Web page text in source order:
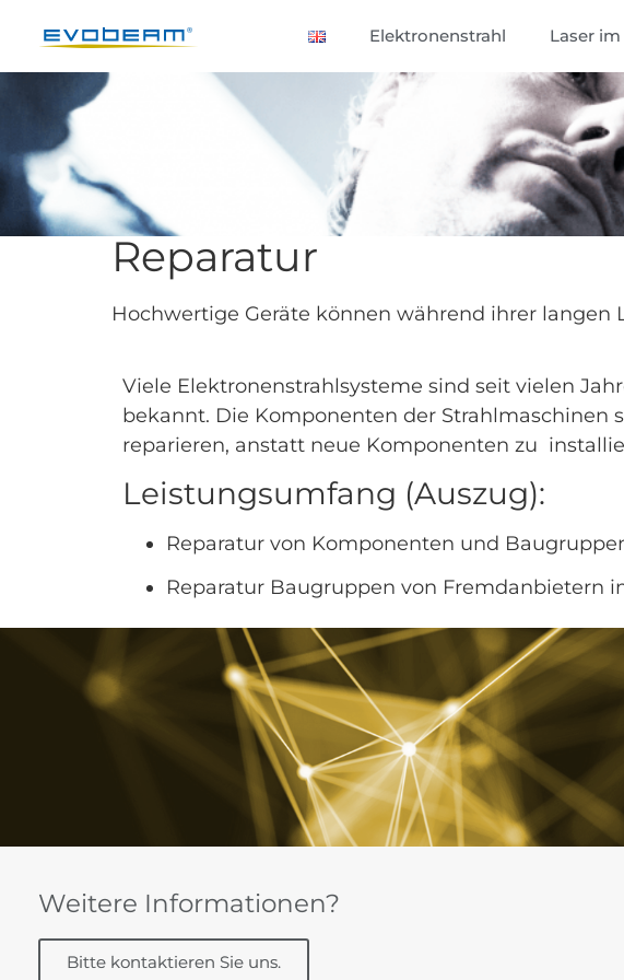
Elektronenstrahl Laser
Reparatur
Hochwertige Geräte können während ihrer
Viele Elektronenstrahlsysteme sind seit vielen
bekannt. Die Komponenten der Strahlmaschinen
reparieren, anstatt neue Komponenten zu
Leistungsumfang (Auszug):
Reparatur von Komponenten und
Reparatur Baugruppen von Fremdanbietern
Weitere Informationen?
Bitte kontaktieren Sie uns.